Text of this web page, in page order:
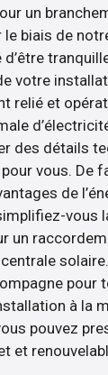
un
biais de
votre
relié et
des détails
vous. De
de
vous
un
pour
à la
pouvez
et